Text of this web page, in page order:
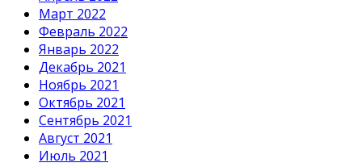
Март 2022
Февраль 2022
Январь 2022
Декабрь 2021
Ноябрь 2021
Октябрь 2021
Сентябрь 2021
Август 2021
Июль 2021